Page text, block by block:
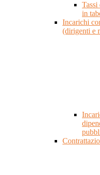
Tassi
in
Incarichi
(dirigenti e